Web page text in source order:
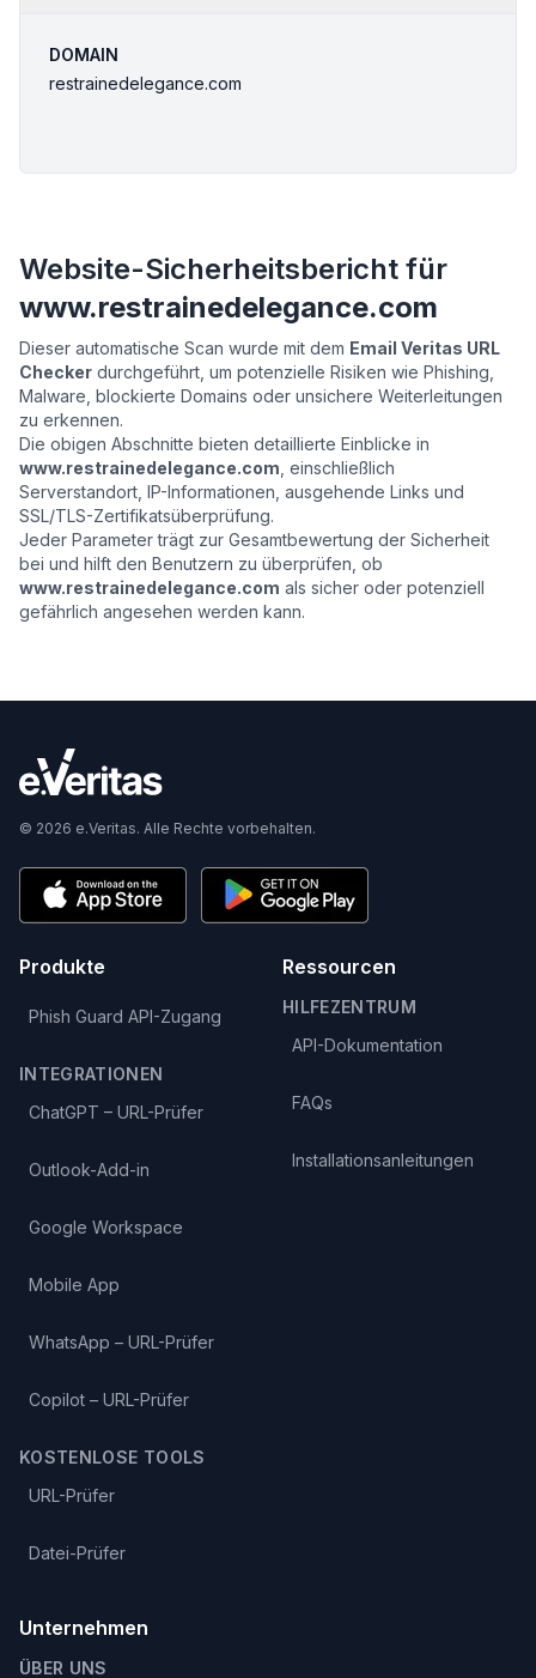
DOMAIN
restrainedelegance.com
Website-Sicherheitsbericht für
www.restrainedelegance.com
Dieser automatische Scan wurde mit dem Email Veritas URL
Checker durchgeführt, um potenzielle Risiken wie Phishing,
Malware, blockierte Domains oder unsichere Weiterleitungen
zu erkennen.
Die obigen Abschnitte bieten detaillierte Einblicke in
www.restrainedelegance.com , einschließlich
Serverstandort, IP-Informationen, ausgehende Links und
SSL/TLS-Zertifikatsüberprüfung.
Jeder Parameter trägt zur Gesamtbewertung der Sicherheit
bei und hilft den Benutzern zu überprüfen, ob
www.restrainedelegance.com als sicher oder potenziell
gefährlich angesehen werden kann.
© 2026 e.Veritas. Alle Rechte vorbehalten.
Produkte
Phish Guard API-Zugang
INTEGRATIONEN
ChatGPT – URL-Prüfer
Outlook-Add-in
Google Workspace
Mobile App
WhatsApp – URL-Prüfer
Copilot – URL-Prüfer
KOSTENLOSE TOOLS
URL-Prüfer
Datei-Prüfer
Ressourcen
HILFEZENTRUM
API-Dokumentation
FAQs
Installationsanleitungen
Unternehmen
ÜBER UNS